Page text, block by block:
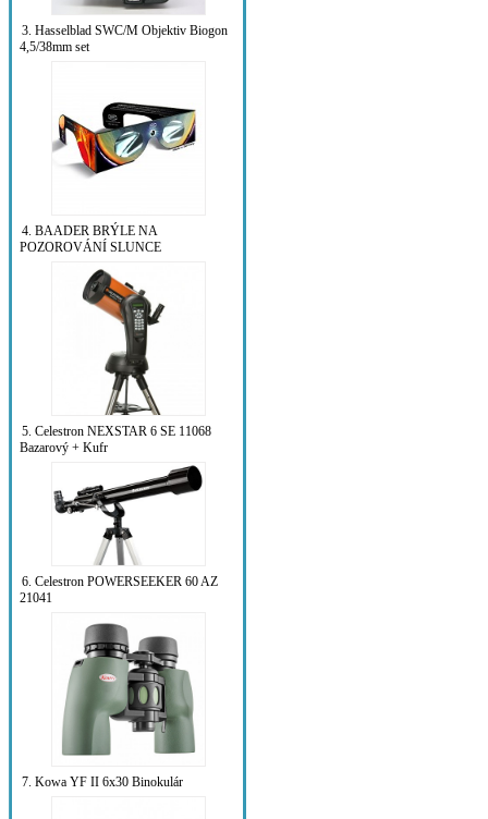
3. Hasselblad SWC/M Objektiv Biogon
4,5/38mm set
4. BAADER BRÝLE NA
POZOROVÁNÍ SLUNCE
5. Celestron NEXSTAR 6 SE 11068
Bazarový + Kufr
6. Celestron POWERSEEKER 60 AZ
21041
7. Kowa YF II 6x30 Binokulár